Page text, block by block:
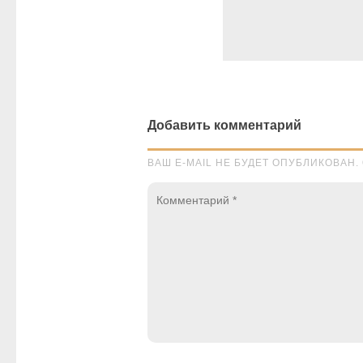
Добавить комментарий
ВАШ E-MAIL НЕ БУДЕТ